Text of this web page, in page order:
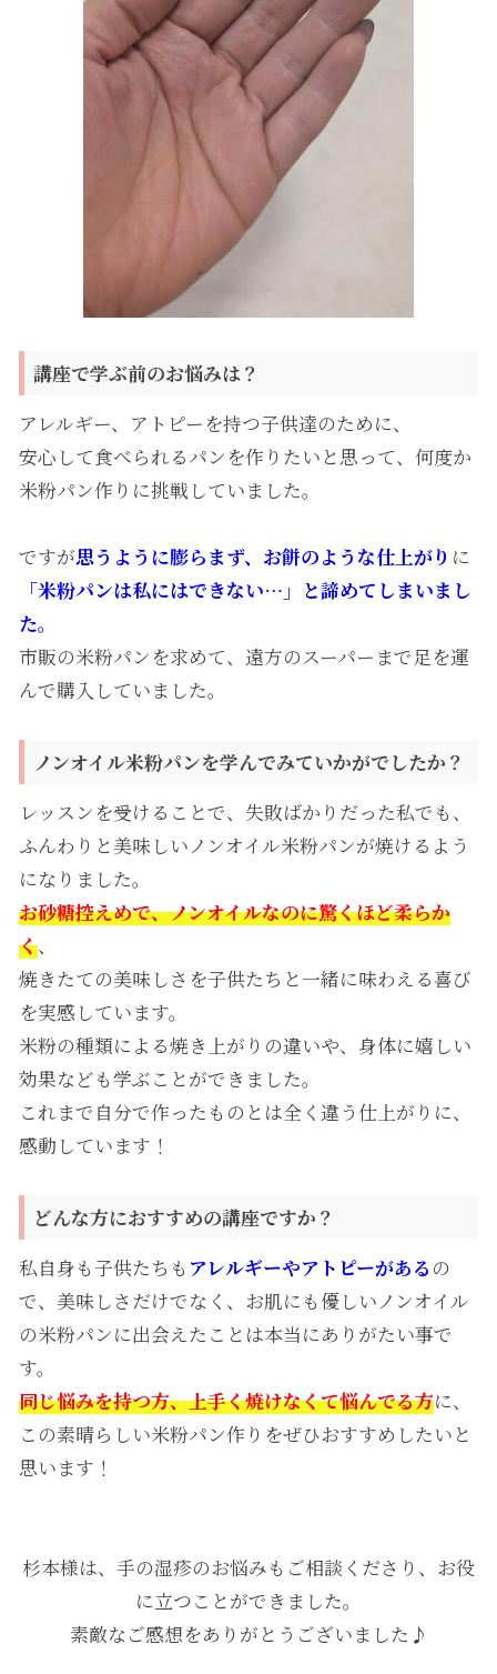
講座で学ぶ前のお悩みは？
アレルギー、アトピーを持つ子供達のために、
安心して食べられるパンを作りたいと思って、何度か
米粉パン作りに挑戦していました。
ですが思うように膨らまず、お餅のような仕上がり に
「米粉パンは私にはできない…」と諦めてしまいまし
た。
市販の米粉パンを求めて、遠方のスーパーまで足を運
んで購入していました。
ノンオイル米粉パンを学んでみていかがでしたか？
レッスンを受けることで、失敗ばかりだった私でも、
ふんわりと美味しいノンオイル米粉パンが焼けるよう
になりました。
お砂糖控えめで、ノンオイルなのに驚くほど柔らか
く、
焼きたての美味しさを子供たちと一緒に味わえる喜び
を実感しています。
米粉の種類による焼き上がりの違いや、身体に嬉しい
効果なども学ぶことができました。
これまで自分で作ったものとは全く違う仕上がりに、
感動しています！
どんな方におすすめの講座ですか？
私自身も子供たちも アレルギーやアトピーがある の
で、美味しさだけでなく、お肌にも優しいノンオイル
の米粉パンに出会えたことは本当にありがたい事で
す。
同じ悩みを持つ方、上手く焼けなくて悩んでる方に、
この素晴らしい米粉パン作りをぜひおすすめしたいと
思います！
杉本様は、手の湿疹のお悩みもご相談くださり、お役
に立つことができました。
素敵なご感想をありがとうございました♪